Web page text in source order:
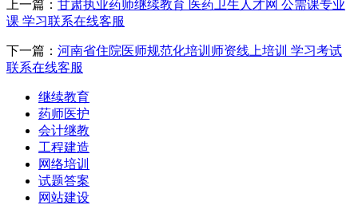
上一篇： 甘肃执业药师继续教育 医药卫生人才网 公需课专业
课 学习联系在线客服
下一篇： 河南省住院医师规范化培训师资线上培训 学习考试
联系在线客服
继续教育
药师医护
会计继教
工程建造
网络培训
试题答案
网站建设